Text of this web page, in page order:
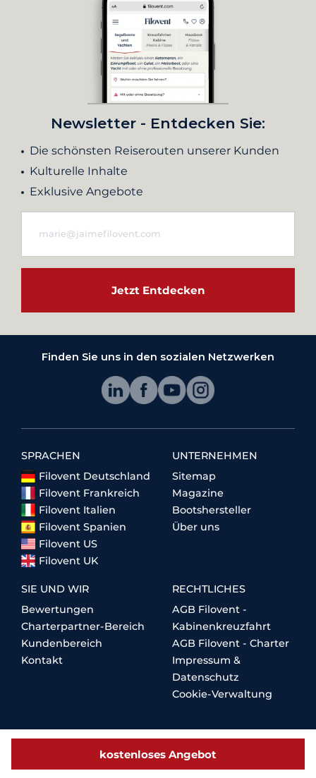
kostenloses Angebot
Newsletter - Entdecken Sie:
Die schönsten Reiserouten unserer Kunden
Kulturelle Inhalte
Exklusive Angebote
Jetzt Entdecken
Finden Sie uns in den sozialen Netzwerken
SPRACHEN
Filovent Deutschland
Filovent Frankreich
Filovent Italien
Filovent Spanien
Filovent US
Filovent UK
UNTERNEHMEN
Sitemap
Magazine
Bootshersteller
Über uns
SIE UND WIR
Bewertungen
Charterpartner-Bereich
Kundenbereich
Kontakt
RECHTLICHES
AGB Filovent -
Kabinenkreuzfahrt
AGB Filovent - Charter
Impressum &
Datenschutz
Cookie-Verwaltung